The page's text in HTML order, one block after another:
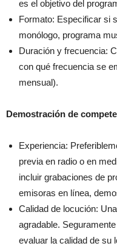
es el objetivo del
Formato: Especificar si
monólogo, programa
Duración y frecuencia:
con qué frecuencia se
mensual).
Demostración de
Experiencia:
previa en radio o en
incluir grabaciones de
emisoras en línea,
Calidad de locución:
agradable. Seguramente
evaluar la calidad de su